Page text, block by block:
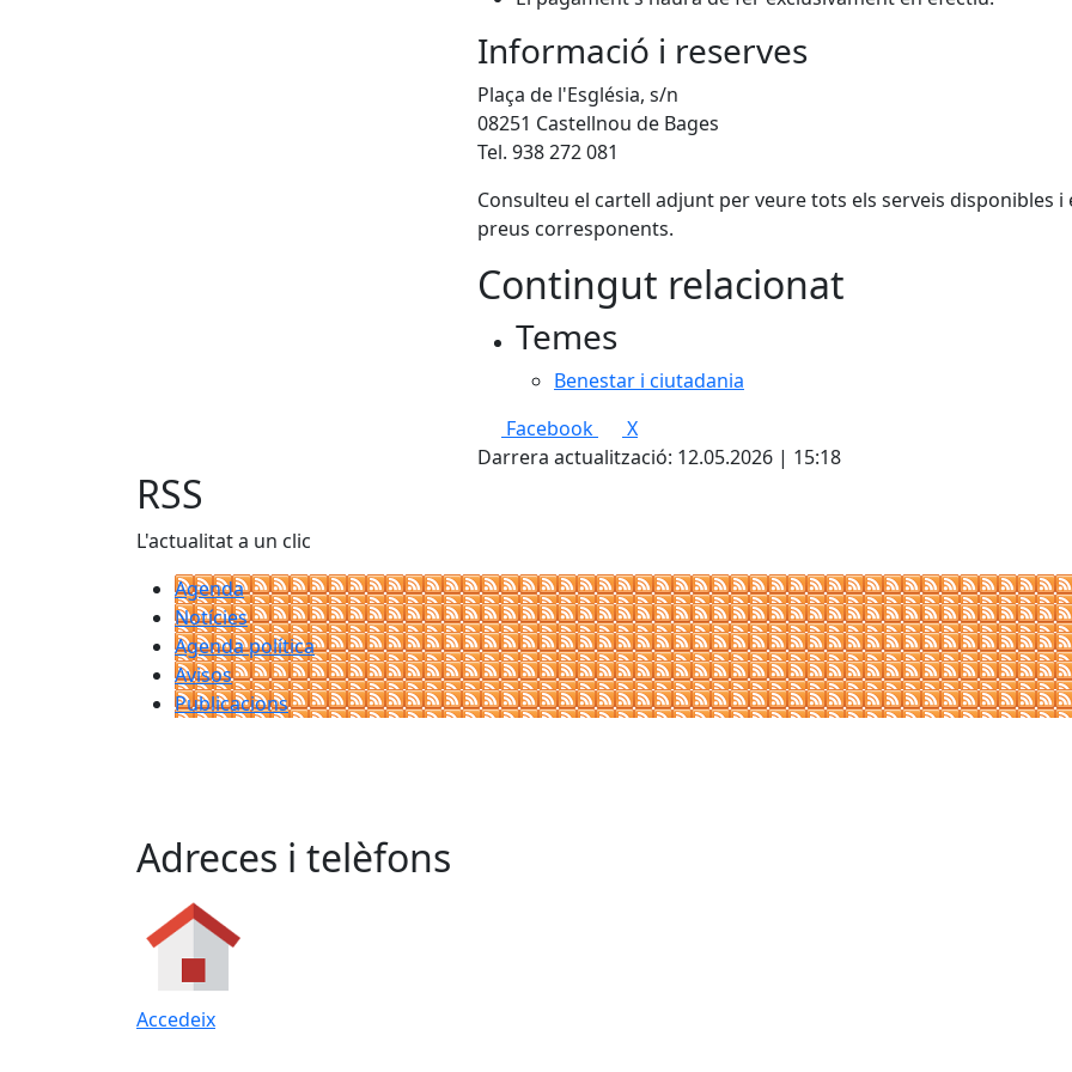
Informació i reserves
Plaça de l'Església, s/n
08251 Castellnou de Bages
Tel. 938 272 081
Consulteu el cartell adjunt per veure tots els serveis disponibles i
preus corresponents.
Contingut relacionat
Temes
Benestar i ciutadania
Facebook
X
Darrera actualització: 12.05.2026 | 15:18
RSS
L'actualitat a un clic
Agenda
Notícies
Agenda política
Avisos
Publicacions
Adreces i telèfons
Accedeix